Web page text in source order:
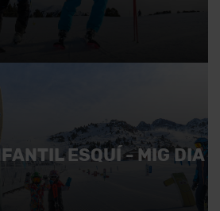
ESQUÍ - MIG DIA